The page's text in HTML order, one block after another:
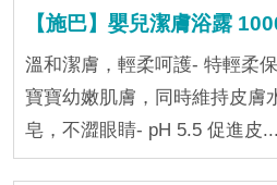
【施巴】嬰兒潔膚浴露
溫和潔膚，輕柔呵護- 特輕柔
寶寶幼嫩肌膚，同時維持皮膚
皂，不澀眼睛- pH 5.5 促進皮...